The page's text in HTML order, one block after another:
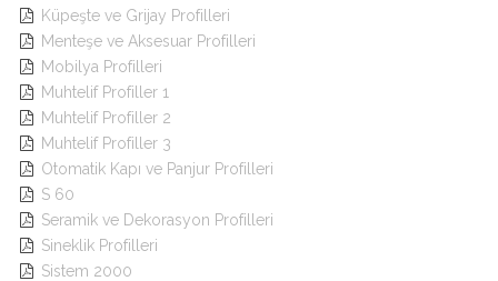
 Küpeşte ve Grijay Profilleri
 Menteşe ve Aksesuar Profilleri
 Mobilya Profilleri
 Muhtelif Profiller 1
 Muhtelif Profiller 2
 Muhtelif Profiller 3
 Otomatik Kapı ve Panjur Profilleri
 S 60
 Seramik ve Dekorasyon Profilleri
 Sineklik Profilleri
 Sistem 2000